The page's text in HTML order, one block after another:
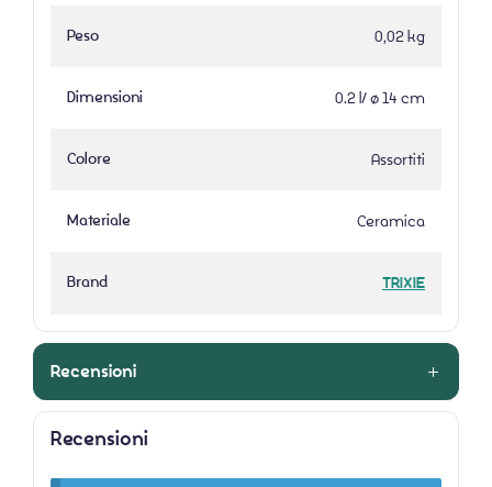
Peso 0,02 kg
Dimensioni 0.2 l/ ø 14 cm
Colore Assortiti
Materiale Ceramica
Brand TRIXIE
Recensioni
Recensioni